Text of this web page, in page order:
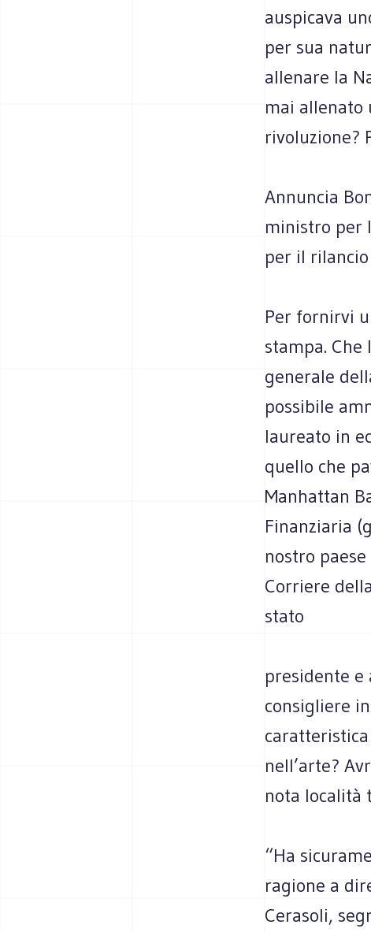
auspicava
per sua
allenare la
mai allenato
rivoluzione?
Annuncia
ministro per
per il
Per fornirvi
stampa.
generale
possibile
laureato in
quello che
Manhattan
Finanziaria
nostro
Corriere
stato
presidente e
consigliere
nell’arte?
nota località
“Ha
ragione a
Cerasoli,